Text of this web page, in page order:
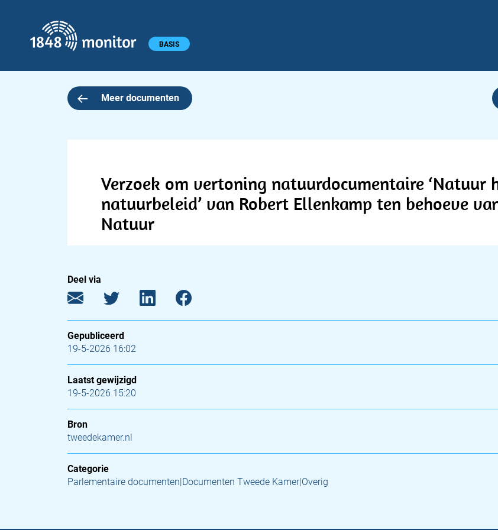
Hoofdmenu BASIS
Meer documenten
Verzoek om vertoning natuurdocumentaire ‘Natuur
natuurbeleid’ van Robert Ellenkamp ten behoeve
Natuur
Deel via
Gepubliceerd
19-5-2026 16:02
Laatst gewijzigd
19-5-2026 15:20
Bron
tweedekamer.nl
Categorie
Parlementaire documenten|Documenten Tweede Kamer|Overig